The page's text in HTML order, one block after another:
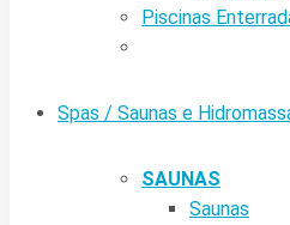
Piscinas
Spas / Saunas e
SAUNAS
Saunas